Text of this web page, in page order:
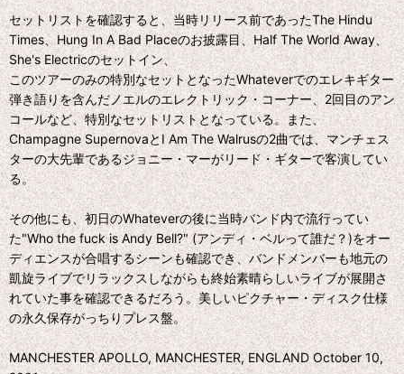
セットリストを確認すると、当時リリース前であったThe Hindu
Times、Hung In A Bad Placeのお披露目、Half The World Away、
She's Electricのセットイン、
このツアーのみの特別なセットとなったWhateverでのエレキギター
弾き語りを含んだノエルのエレクトリック・コーナー、2回目のアン
コールなど、特別なセットリストとなっている。また、
Champagne SupernovaとI Am The Walrusの2曲では、マンチェス
ターの大先輩であるジョニー・マーがリード・ギターで客演してい
る。
その他にも、初日のWhateverの後に当時バンド内で流行ってい
た"Who the fuck is Andy Bell?" (アンディ・ベルって誰だ？)をオー
ディエンスが合唱するシーンも確認でき、バンドメンバーも地元の
凱旋ライブでリラックスしながらも終始素晴らしいライブが展開さ
れていた事を確認できるだろう。美しいピクチャー・ディスク仕様
の永久保存がっちりプレス盤。
MANCHESTER APOLLO, MANCHESTER, ENGLAND October 10,